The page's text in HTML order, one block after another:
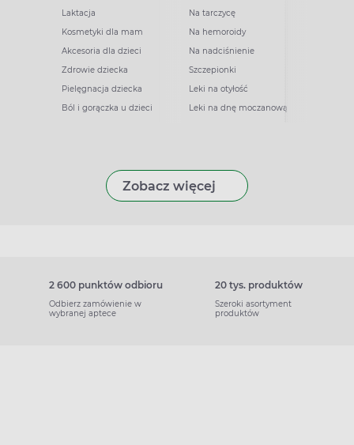
Laktacja
Kosmetyki dla mam
Akcesoria dla dzieci
Zdrowie dziecka
Pielęgnacja dziecka
Ból i gorączka u dzieci
Na tarczycę
Na hemoroidy
Na nadciśnienie
Szczepionki
Leki na otyłość
Leki na dnę moczanową
Zobacz więcej
2 600 punktów odbioru
Odbierz zamówienie w
wybranej aptece
20 tys. produktów
Szeroki asortyment
produktów